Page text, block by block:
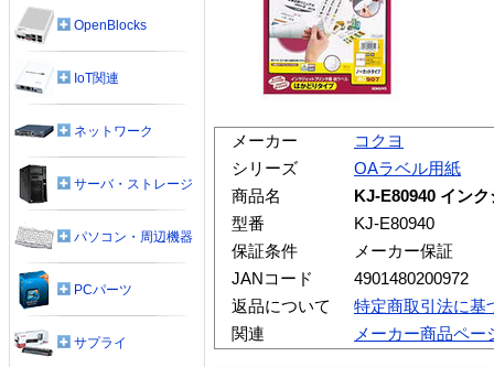
メーカー
コクヨ
シリーズ
OAラベル用紙
商品名
KJ-E80940 イン
型番
KJ-E80940
保証条件
メーカー保証
JANコード
4901480200972
返品について
特定商取引法に基
関連
メーカー商品ペー
OpenBlocks
IoT関連
ネットワーク
サーバ・ストレージ
パソコン・周辺機器
PCパーツ
サプライ